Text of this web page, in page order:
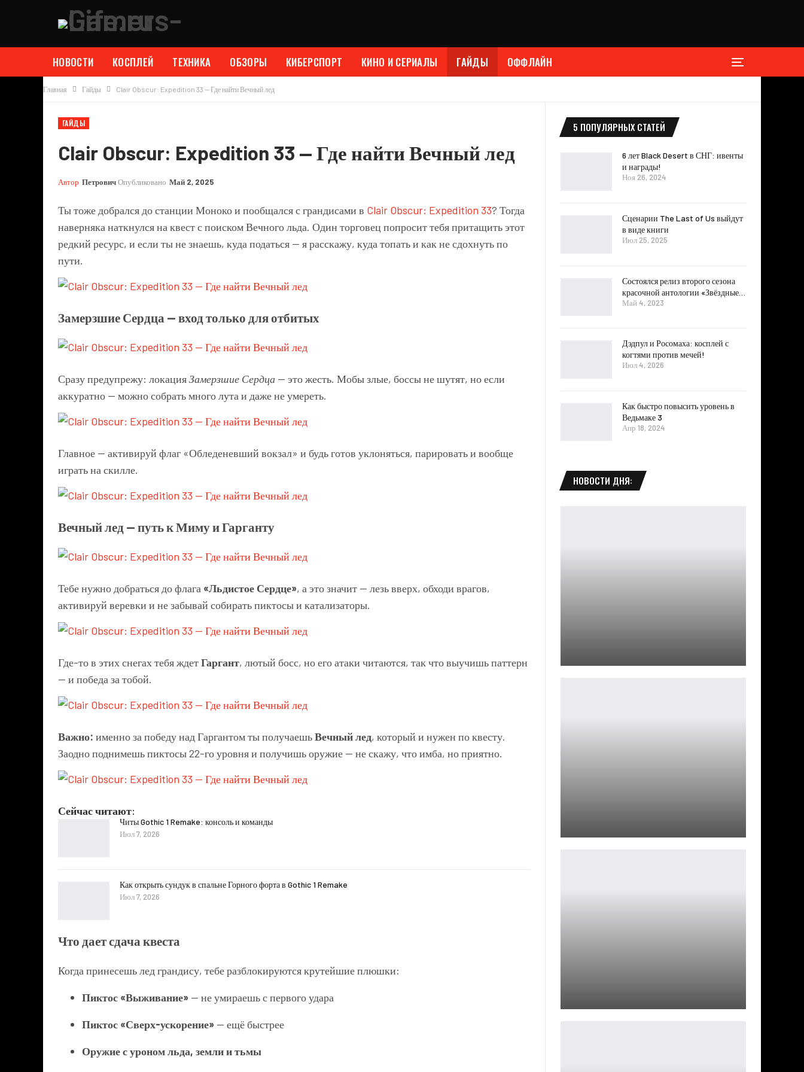
НОВОСТИ КОСПЛЕЙ ТЕХНИКА ОБЗОРЫ КИБЕРСПОРТ КИНО И СЕРИАЛЫ ГАЙДЫ ОФФЛАЙН
Главная Гайды Clair Obscur: Expedition 33 — Где найти Вечный лед
ГАЙДЫ
Clair Obscur: Expedition 33 — Где найти Вечный лед
Автор ПетровичОпубликовано Май 2, 2025
Ты тоже добрался до станции Моноко и пообщался с грандисами в Clair Obscur: Expedition 33? Тогда
наверняка наткнулся на квест с поиском Вечного льда. Один торговец попросит тебя притащить этот
редкий ресурс, и если ты не знаешь, куда податься — я расскажу, куда топать и как не сдохнуть по
пути.
Замерзшие Сердца — вход только для отбитых
Сразу предупрежу: локацияЗамерзшие Сердца — это жесть. Мобы злые, боссы не шутят, но если
аккуратно — можно собрать много лута и даже не умереть.
Главное — активируй флаг «Обледеневший вокзал» и будь готов уклоняться, парировать и вообще
играть на скилле.
Вечный лед — путь к Миму и Гарганту
Тебе нужно добраться до флага «Льдистое Сердце», а это значит — лезь вверх, обходи врагов,
активируй веревки и не забывай собирать пиктосы и катализаторы.
Где-то в этих снегах тебя ждетГаргант, лютый босс, но его атаки читаются, так что выучишь паттерн
— и победа за тобой.
Важно: именно за победу над Гаргантом ты получаешьВечный лед, который и нужен по квесту.
Заодно поднимешь пиктосы 22-го уровня и получишь оружие — не скажу, что имба, но приятно.
Сейчас читают:
Читы Gothic 1 Remake: консоль и команды
Июл 7, 2026
Как открыть сундук в спальне Горного форта в Gothic 1 Remake
Июл 7, 2026
Что дает сдача квеста
Когда принесешь лед грандису, тебе разблокируются крутейшие плюшки:
Пиктос «Выживание» — не умираешь с первого удара
Пиктос «Сверх-ускорение» — ещё быстрее
Оружие с уроном льда, земли и тьмы
5 ПОПУЛЯРНЫХ СТАТЕЙ
6 лет Black Desert в СНГ: ивенты
и награды!
Ноя 26, 2024
Сценарии The Last of Us выйдут
в виде книги
Июл 25, 2025
Состоялся релиз второго сезона
красочной антологии «Звёздные…
Май 4, 2023
Дэдпул и Росомаха: косплей с
когтями против мечей!
Июл 4, 2026
Как быстро повысить уровень в
Ведьмаке 3
Апр 18, 2024
НОВОСТИ ДНЯ: